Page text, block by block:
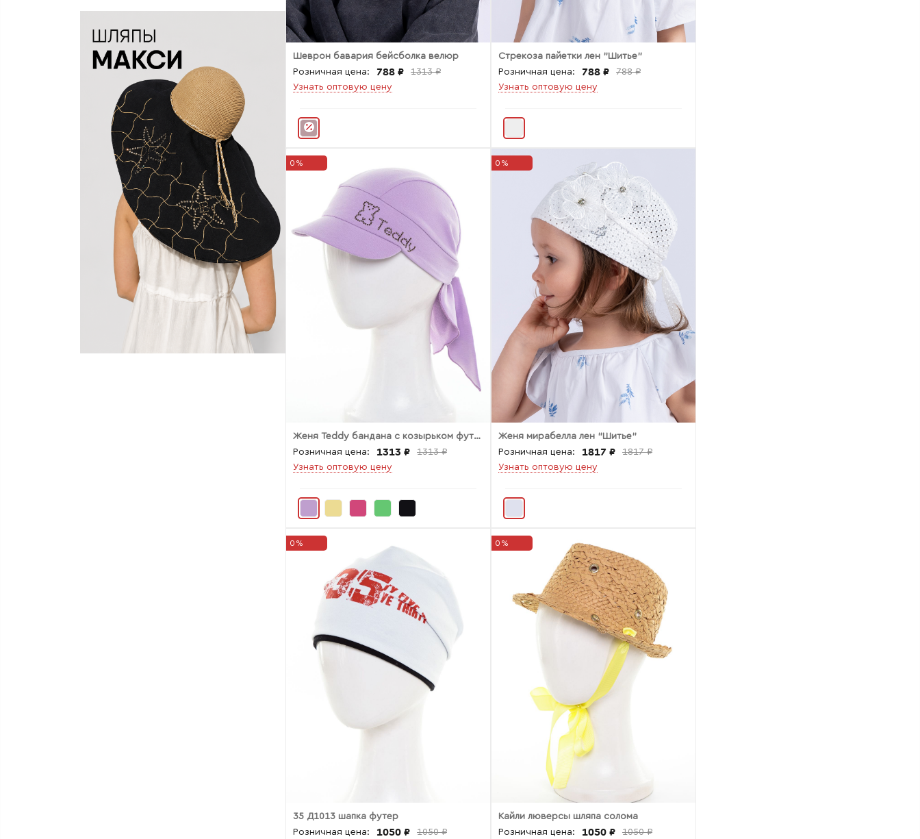
Шеврон бавария бейсболка велюр
Розничная цена:
788 ₽
1313 ₽
Узнать оптовую цену
Стрекоза пайетки лен "Шитье"
Розничная цена:
788 ₽
788 ₽
Узнать оптовую цену
0%
Женя Teddy бандана с козырьком футер
Розничная цена:
1313 ₽
1313 ₽
Узнать оптовую цену
0%
Женя мирабелла лен "Шитье"
Розничная цена:
1817 ₽
1817 ₽
Узнать оптовую цену
0%
35 Д1013 шапка футер
Розничная цена:
1050 ₽
1050 ₽
0%
Кайли люверсы шляпа солома
Розничная цена:
1050 ₽
1050 ₽